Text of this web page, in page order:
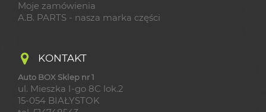
Moje zamówienia
A.B. PARTS - nasza marka części
KONTAKT
Auto BOX Sklep nr 1
ul. Mieszka I-go 8C lok.2
15-054 BIAŁYSTOK